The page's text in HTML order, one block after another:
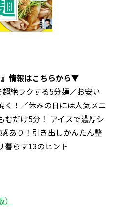
情報はこちらから▼
絶ラクする5分麺／お安い
く！／休みの日には人気メニ
むだけ5分！ アイスで濃厚シ
あり！引き出しかんたん整
暮らす13のヒント